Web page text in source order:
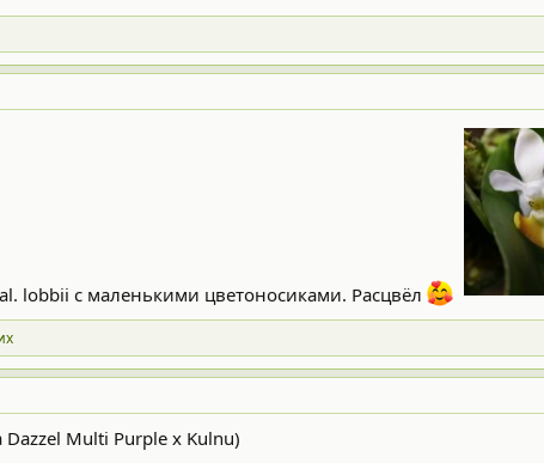
lobbii с маленькими цветоносиками. Расцвёл
Multi Purple x Kulnu)